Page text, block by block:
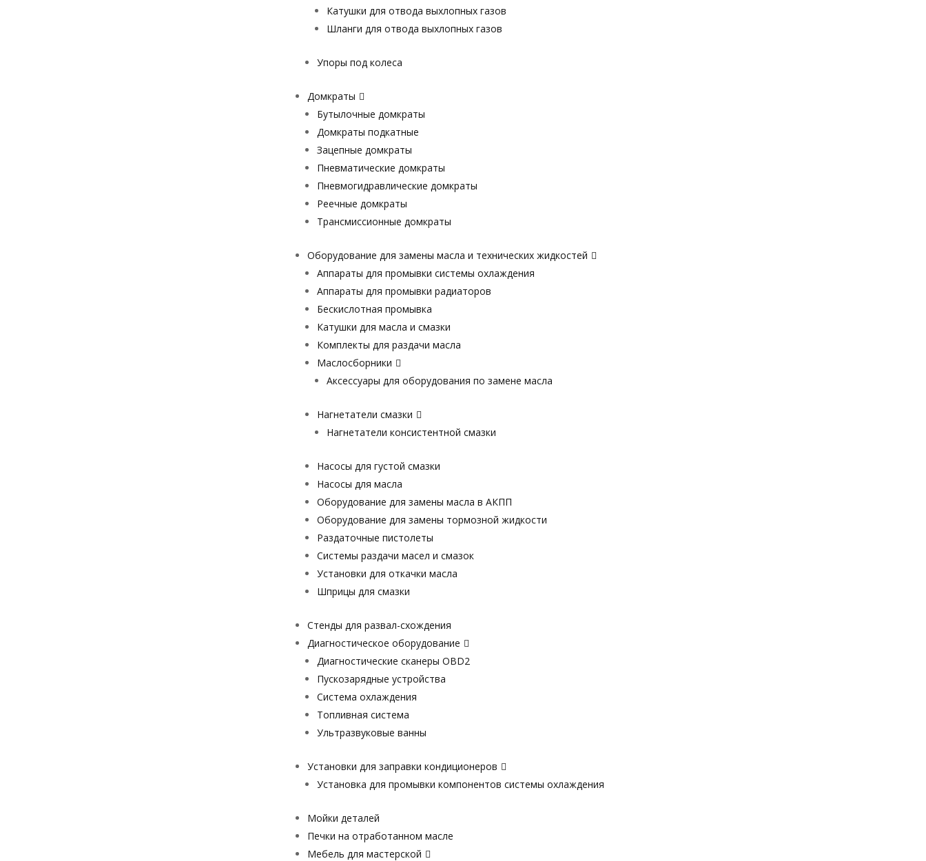
Катушки для отвода выхлопных газов
Шланги для отвода выхлопных газов
Упоры под колеса
Домкраты
Бутылочные домкраты
Домкраты подкатные
Зацепные домкраты
Пневматические домкраты
Пневмогидравлические домкраты
Реечные домкраты
Трансмиссионные домкраты
Оборудование для замены масла и технических жидкостей
Аппараты для промывки системы охлаждения
Аппараты для промывки радиаторов
Бескислотная промывка
Катушки для масла и смазки
Комплекты для раздачи масла
Маслосборники
Аксессуары для оборудования по замене масла
Нагнетатели смазки
Нагнетатели консистентной смазки
Насосы для густой смазки
Насосы для масла
Оборудование для замены масла в АКПП
Оборудование для замены тормозной жидкости
Раздаточные пистолеты
Системы раздачи масел и смазок
Установки для откачки масла
Шприцы для смазки
Стенды для развал-схождения
Диагностическое оборудование
Диагностические сканеры OBD2
Пускозарядные устройства
Система охлаждения
Топливная система
Ультразвуковые ванны
Установки для заправки кондиционеров
Установка для промывки компонентов системы охлаждения
Мойки деталей
Печки на отработанном масле
Мебель для мастерской